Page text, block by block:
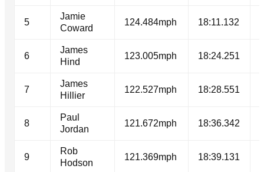
5
Jamie
Coward
124.484mph 18:11.132
6
James
Hind
123.005mph 18:24.251
7
James
Hillier
122.527mph 18:28.551
8
Paul
Jordan
121.672mph 18:36.342
9
Rob
Hodson
121.369mph 18:39.131